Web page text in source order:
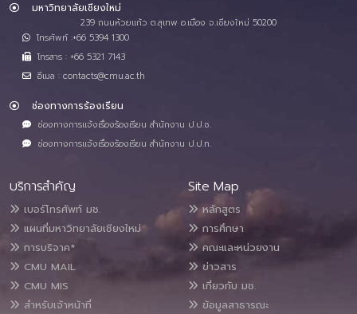
มหาวิทยาลัยเชียงใหม่
239 ถนนห้วยแก้ว ต.สุเทพ อ.เมือง จ.เชียงใหม่ 50200
โทรศัพท์ :+66 5394 1300
โทรสาร : +66 5321 7143
อีเมล : contacts@cmu.ac.th
ช่องทางการร้องเรียน
ช่องทางการแจ้งเรื่องร้องเรียน สำนักงาน ป.ป.ช.
ช่องทางการแจ้งเรื่องร้องเรียน สำนักงาน ป.ป.ท.
บริการสำคัญ
เบอร์โทรศัพท์ มช.
แผนที่มหาวิทยาลัยเชียงใหม่
การบริจาค*
CMU MAIL
CMU MIS
สำหรับเจ้าหน้าที่
Site Map
หลักสูตร
การศึกษา
คณะและหน่วยงาน
ข่าวสาร
เกี่ยวกับ มช.
ข้อมูลสาธารณะ